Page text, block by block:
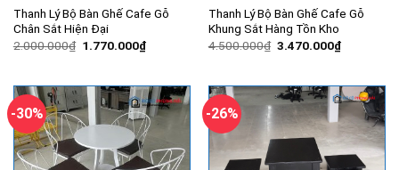
Thanh Lý Bộ Bàn Ghế Cafe Gỗ
Chân Sắt Hiện Đại
2.000.000₫ Giá
1.770.000₫Giá
hiện
1.770.000₫.
Thanh Lý Bộ Bàn Ghế Cafe Gỗ
Khung Sắt Hàng Tồn Kho
4.500.000₫ Giá
3.470.000₫Giá
hiện
-30% -26%